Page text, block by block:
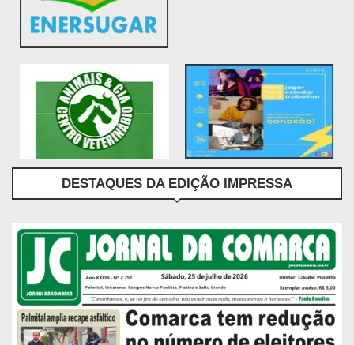
DESTAQUES DA EDIÇÃO IMPRESSA